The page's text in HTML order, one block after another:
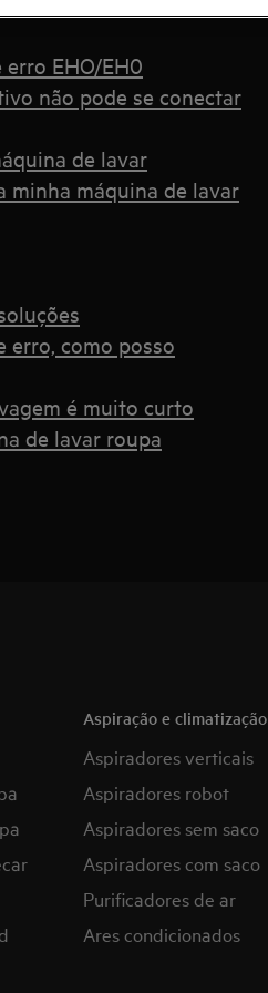
EHO/EH0
não pode se conectar
de lavar
minha máquina de lavar
erro, como posso
é muito curto
de lavar roupa
Aspiração e climatização
Aspiradores verticais
Aspiradores robot
Aspiradores sem saco
Aspiradores com saco
Purificadores de ar
Ares condicionados